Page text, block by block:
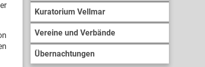
Kuratorium Vellmar
Vereine und Verbände
Übernachtungen